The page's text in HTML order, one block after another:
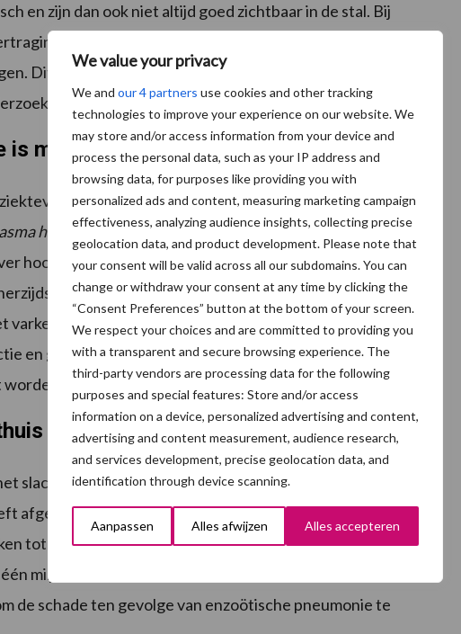
We value your privacy
We and our 4 partners use cookies and other tracking
technologies to improve your experience on our website. We
may store and/or access information from your device and
process the personal data, such as your IP address and
browsing data, for purposes like providing you with
personalized ads and content, measuring marketing campaign
effectiveness, analyzing audience insights, collecting precise
geolocation data, and product development. Please note that
your consent will be valid across all our subdomains. You can
change or withdraw your consent at any time by clicking the
“Consent Preferences” button at the bottom of your screen.
We respect your choices and are committed to providing you
with a transparent and secure browsing experience. The
third-party vendors are processing data for the following
purposes and special features: Store and/or access
information on a device, personalized advertising and content,
advertising and content measurement, audience research,
and services development, precise geolocation data, and
identification through device scanning.
Aanpassen Alles afwijzen Alles accepteren
en zijn dan ook niet altijd goed zichtbaar in de stal. Bij
Mycoplasma infecties kunnen worden bevestigd in
Dit onderzoek kan aangevuld worden met andere
en het meten van antistoffen in het bloed.
is meer ziekmakend dan de andere
circuleren er op onze varkensbedrijven
hyopneumoniae. Sommige stammen zijn meer
hoogvirulente en laagvirulente M. hyo stammen. Elke
de ernst van de klinische symptomen bepalen en
beïnvloeden. Zo zullen hoogvirulente stammen
en goede bescherming wanneer ze in geïnactiveerde
1,2
slachthuis. De longen zijn een stille getuige van wat er
afgespeeld. Na een M.hyo infectie ontstaat er een
tot herstel van die letsels, daarna zijn enkel nog littekens
miljoen longen per jaar heeft het Ceva Lung Program
de schade ten gevolge van enzoötische pneumonie te